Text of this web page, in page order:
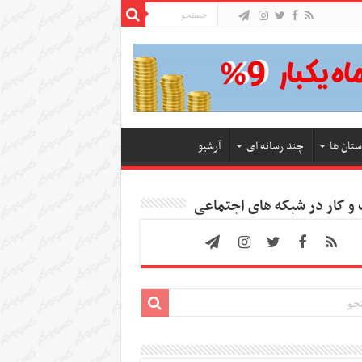
ها چند رسانه ای آرشیو
کار در شبکه های اجتماعی